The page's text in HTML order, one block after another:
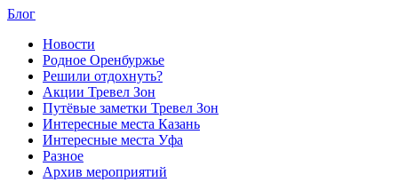
Блог
Новости
Родное Оренбуржье
Решили отдохнуть?
Акции Тревел Зон
Путёвые заметки Тревел Зон
Интересные места Казань
Интересные места Уфа
Разное
Архив мероприятий